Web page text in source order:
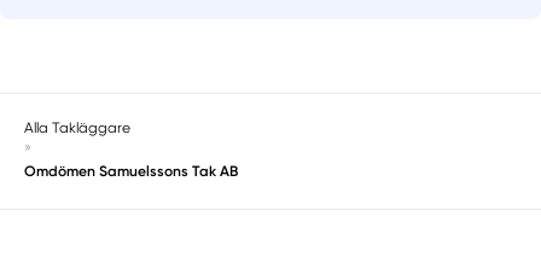
Alla Takläggare
»
Omdömen Samuelssons Tak AB